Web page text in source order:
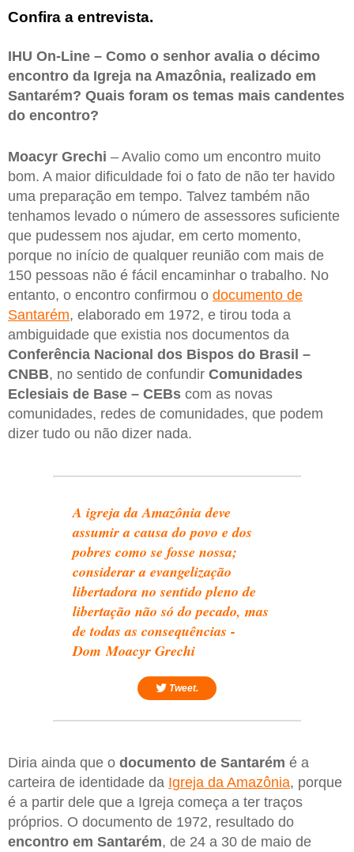
Confira a entrevista.
IHU On-Line – Como o senhor avalia o décimo
encontro da Igreja na Amazônia, realizado em
Santarém? Quais foram os temas mais candentes
do encontro?
Moacyr Grechi – Avalio como um encontro muito
bom. A maior dificuldade foi o fato de não ter havido
uma preparação em tempo. Talvez também não
tenhamos levado o número de assessores suficiente
que pudessem nos ajudar, em certo momento,
porque no início de qualquer reunião com mais de
150 pessoas não é fácil encaminhar o trabalho. No
entanto, o encontro confirmou o documento de
Santarém, elaborado em 1972, e tirou toda a
ambiguidade que existia nos documentos da
Conferência Nacional dos Bispos do Brasil –
CNBB, no sentido de confundir Comunidades
Eclesiais de Base – CEBs com as novas
comunidades, redes de comunidades, que podem
dizer tudo ou não dizer nada.
A igreja da Amazônia deve
assumir a causa do povo e dos
pobres como se fosse nossa;
considerar a evangelização
libertadora no sentido pleno de
libertação não só do pecado, mas
de todas as consequências -
Dom Moacyr Grechi
Tweet.
Diria ainda que o documento de Santarém é a
carteira de identidade da Igreja da Amazônia, porque
é a partir dele que a Igreja começa a ter traços
próprios. O documento de 1972, resultado do
encontro em Santarém, de 24 a 30 de maio de